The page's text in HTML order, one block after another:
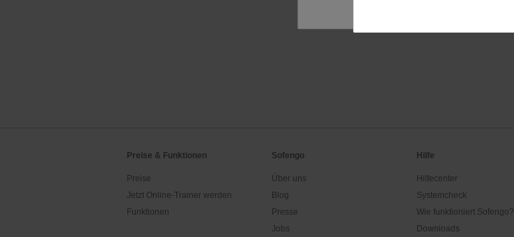
Preise & Funktionen
Preise
Jetzt Online-Trainer werden
Funktionen
Sofengo
Über uns
Blog
Presse
Jobs
Hilfe
Hilfecenter
Systemcheck
Wie funktioniert Sofengo?
Downloads